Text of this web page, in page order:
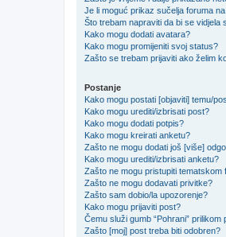
Je li moguć prikaz sučelja foruma
Što trebam napraviti da bi se vidjela
Kako mogu dodati avatara?
Kako mogu promijeniti svoj status?
Zašto se trebam prijaviti ako želim
Postanje
Kako mogu postati [objaviti] temu/
Kako mogu urediti/izbrisati post?
Kako mogu dodati potpis?
Kako mogu kreirati anketu?
Zašto ne mogu dodati još [više]
Kako mogu urediti/izbrisati anketu?
Zašto ne mogu pristupiti tematskom
Zašto ne mogu dodavati privitke?
Zašto sam dobio/la upozorenje?
Kako mogu prijaviti post?
Čemu služi gumb “Pohrani”
Zašto [moj] post treba biti odobren?